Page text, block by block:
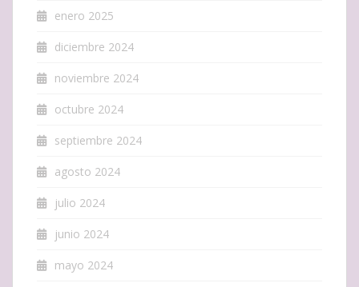
enero 2025
diciembre 2024
noviembre 2024
octubre 2024
septiembre 2024
agosto 2024
julio 2024
junio 2024
mayo 2024